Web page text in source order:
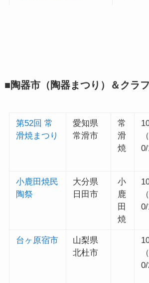
■陶器市（陶器まつり）＆クラ
第52回 常
滑焼まつり
愛知県
常滑市
常
滑
焼
0/
小鹿田焼民
陶祭
大分県
日田市
小
鹿
田
焼
0/
台ヶ原宿市
山梨県
北杜市
0/